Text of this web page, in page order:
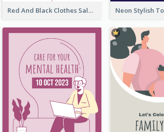
Red And Black Clothes Sale Instagram Story